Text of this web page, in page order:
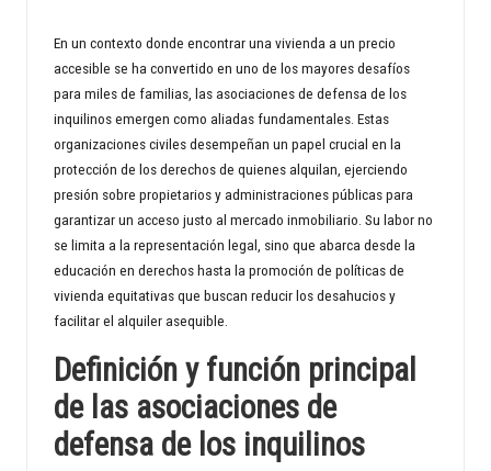
e
rt
y
w
o
rl
d
En un contexto donde encontrar una vivienda a un precio
accesible se ha convertido en uno de los mayores desafíos
para miles de familias, las asociaciones de defensa de los
inquilinos emergen como aliadas fundamentales. Estas
organizaciones civiles desempeñan un papel crucial en la
protección de los derechos de quienes alquilan, ejerciendo
presión sobre propietarios y administraciones públicas para
garantizar un acceso justo al mercado inmobiliario. Su labor no
se limita a la representación legal, sino que abarca desde la
educación en derechos hasta la promoción de políticas de
vivienda equitativas que buscan reducir los desahucios y
facilitar el alquiler asequible.
Definición y función principal
de las asociaciones de
defensa de los inquilinos